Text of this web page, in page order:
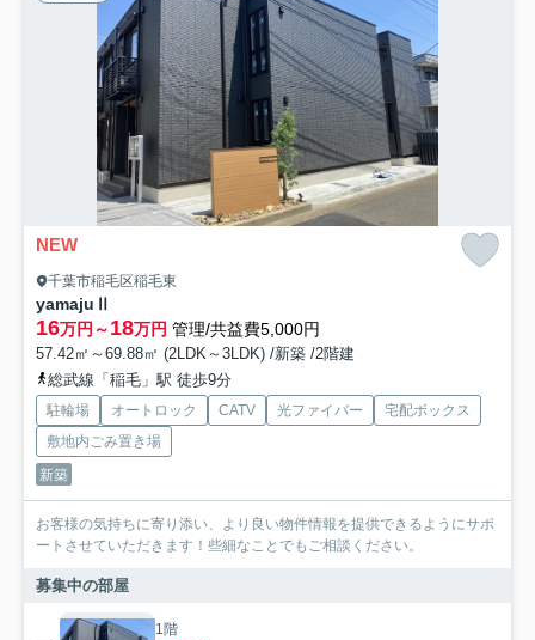
NEW
千葉市稲毛区稲毛東
yamajuⅡ
16万円～18万円 管理/共益費5,000円
57.42㎡～69.88㎡ (2LDK～3LDK) /新築 /2階建
総武線「稲毛」駅 徒歩9分
駐輪場 オートロック CATV 光ファイバー
宅配ボックス
敷地内ごみ置き場
新築
お客様の気持ちに寄り添い、より良い物件情報を提供できるようにサポ
ートさせていただきます！些細なことでもご相談ください。
募集中の部屋
1階